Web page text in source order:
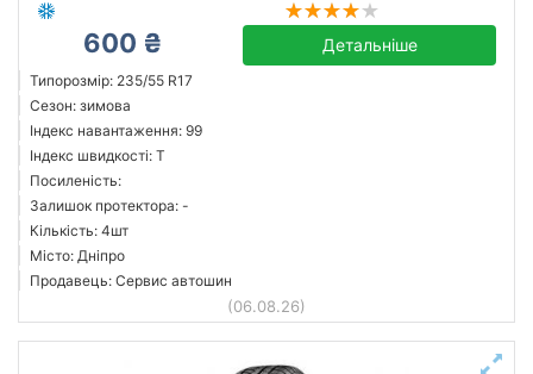
600 ₴ Детальніше
Типорозмір: 235/55 R17
Сезон: зимова
Індекс навантаження: 99
Індекс швидкості: T
Посиленість:
Залишок протектора: -
Кількість: 4шт
Місто: Дніпро
Продавець: Сервис автошин
(06.08.26)